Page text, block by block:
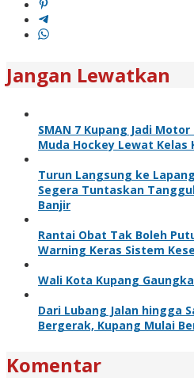
Jangan Lewatkan
SMAN 7 Kupang Jadi
Muda Hockey Lewat Kelas
Turun Langsung ke
Segera Tuntaskan
Banjir
Rantai Obat Tak Boleh
Warning Keras Sistem
Wali Kota Kupang
Dari Lubang Jalan hingga
Bergerak, Kupang Mulai
Komentar